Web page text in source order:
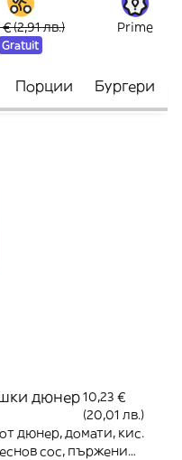
(2,91 лв.)
Gratuit
Prime
Порции Бургери
дюнер10,23 €
(20,01 лв.)
дюнер, домати, кис.
сос, пържени